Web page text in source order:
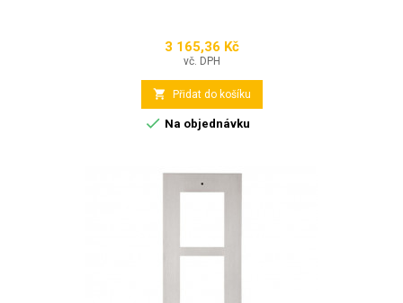
Cena
3 165,36 Kč
vč. DPH
 Přidat do košíku
 Na objednávku